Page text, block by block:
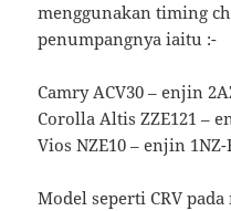
menggunakan timing
penumpangnya iaitu :-
Camry ACV30 – enjin
Corolla Altis ZZE121 –
Vios NZE10 – enjin 1NZ-
Model seperti CRV